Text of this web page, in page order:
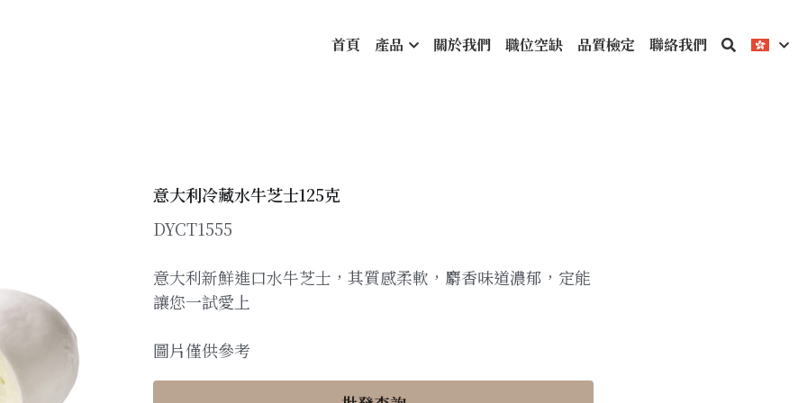
首頁 產品 關於我們 職位空缺 品質檢定 聯絡我們
意大利冷藏水牛芝士125克
DYCT1555
意大利新鮮進口水牛芝士，其質感柔軟，麝香味道濃郁，定能
讓您一試愛上
圖片僅供參考